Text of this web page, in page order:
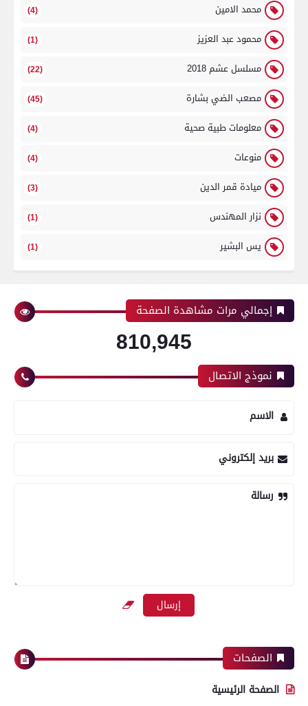
محمد الامين (4)
محمود عبد العزيز (1)
مسلسل عشم 2018 (22)
مصعب الضي بشارة (45)
معلومات طبية صحية (4)
منوعات (4)
ميادة قمر الدين (3)
نزار المهندس (1)
يس البشير (1)
إجمالي مرات مشاهدة الصفحة
810,945
نموذج الاتصال
الاسم
بريد إلكتروني
رسالة
الصفحات
الصفحة الرئيسية